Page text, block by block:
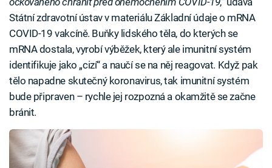
Státní zdravotní ústav v materiálu Základní údaje o mRNA
COVID-19 vakcíně. Buňky lidského těla, do kterých se
mRNA dostala, vyrobí výběžek, který ale imunitní systém
identifikuje jako „cizí“ a naučí se na něj reagovat. Když pak
tělo napadne skutečný koronavirus, tak imunitní systém
bude připraven – rychle jej rozpozná a okamžitě se začne
bránit.